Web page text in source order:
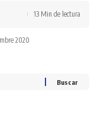
2020
13 Min de lectura